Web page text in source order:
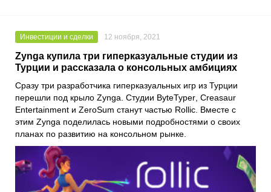
Инвестиции и сделки 12 ноября, 2021
Zynga купила три гиперказуальные студии из
Турции и рассказала о консольных амбициях
Сразу три разработчика гиперказуальных игр из Турции
перешли под крыло Zynga. Студии ByteTyper, Creasaur
Entertainment и ZeroSum станут частью Rollic. Вместе с
этим Zynga поделилась новыми подробностями о своих
планах по развитию на консольном рынке.